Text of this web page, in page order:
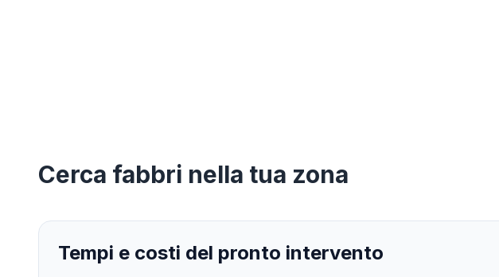
Cerca fabbri nella tua zona
Tempi e costi del pronto intervento